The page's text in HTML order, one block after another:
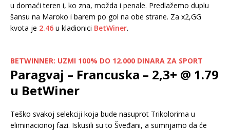
u domaći teren i, ko zna, možda i penale. Predlažemo duplu
šansu na Maroko i barem po gol na obe strane. Za x2,GG
kvota je 2.46 u kladionici BetWiner.
BETWINNER: UZMI 100% DO 12.000 DINARA ZA SPORT
Paragvaj – Francuska – 2,3+ @ 1.79
u BetWiner
Teško svakoj selekciji koja bude nasuprot Trikolorima u
eliminacionoj fazi. Iskusili su to Šveđani, a sumnjamo da će